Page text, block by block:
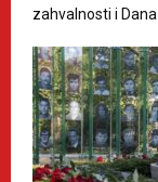
zahvalnosti i